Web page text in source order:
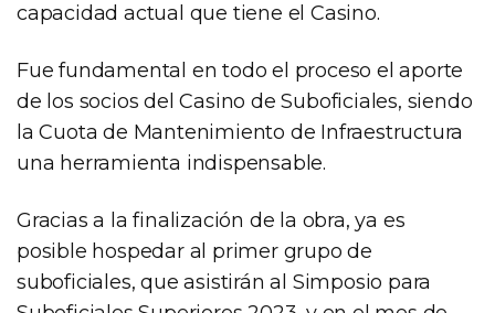
capacidad actual que tiene el Casino.
Fue fundamental en todo el proceso el aporte
de los socios del Casino de Suboficiales, siendo
la Cuota de Mantenimiento de Infraestructura
una herramienta indispensable.
Gracias a la finalización de la obra, ya es
posible hospedar al primer grupo de
suboficiales, que asistirán al Simposio para